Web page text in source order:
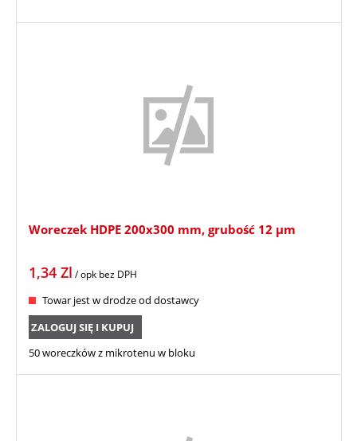
Woreczek HDPE 200x300 mm, grubość 12 µm
1,34 Zl / opk bez DPH
Towar jest w drodze od dostawcy
ZALOGUJ SIĘ I KUPUJ
50 woreczków z mikrotenu w bloku